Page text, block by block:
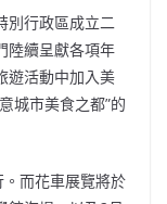
別行政區成立二
陸續呈獻各項年
遊活動中加入美
城市美食之都”的
而花車展覽將於